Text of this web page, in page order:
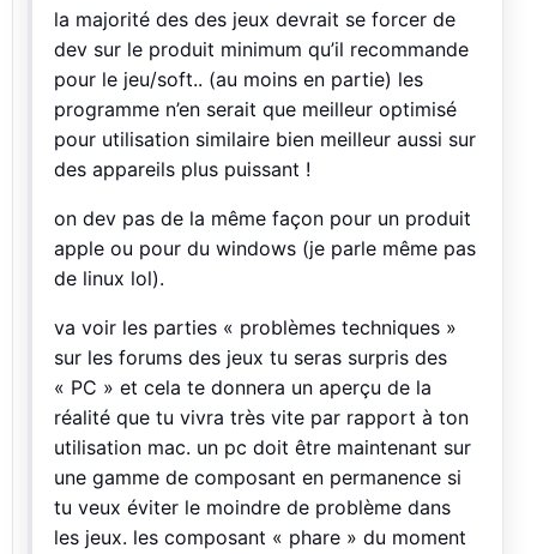
la majorité des des jeux devrait se forcer de
dev sur le produit minimum qu’il recommande
pour le jeu/soft.. (au moins en partie) les
programme n’en serait que meilleur optimisé
pour utilisation similaire bien meilleur aussi sur
des appareils plus puissant !
on dev pas de la même façon pour un produit
apple ou pour du windows (je parle même pas
de linux lol).
va voir les parties « problèmes techniques »
sur les forums des jeux tu seras surpris des
« PC » et cela te donnera un aperçu de la
réalité que tu vivra très vite par rapport à ton
utilisation mac. un pc doit être maintenant sur
une gamme de composant en permanence si
tu veux éviter le moindre de problème dans
les jeux. les composant « phare » du moment